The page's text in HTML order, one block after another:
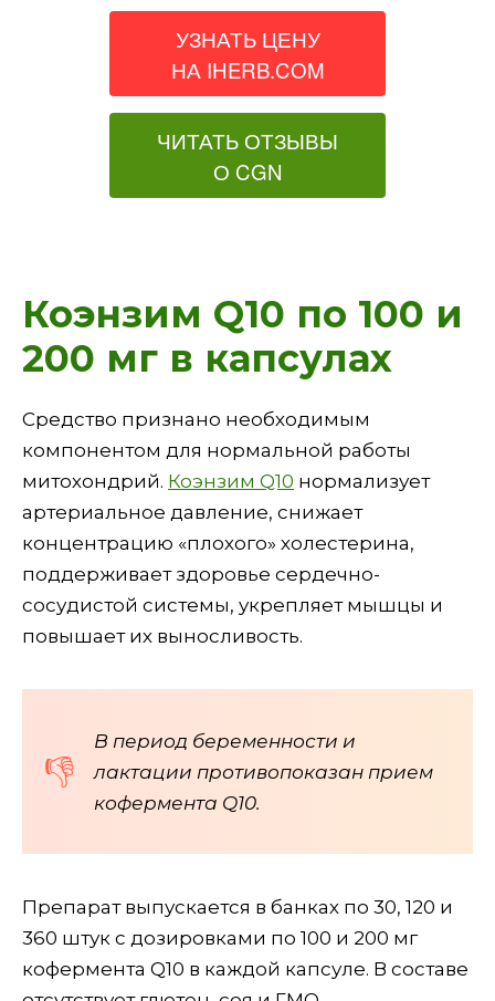
УЗНАТЬ ЦЕНУ
НА IHERB.COM
ЧИТАТЬ ОТЗЫВЫ
О CGN
Коэнзим Q10 по 100 и
200 мг в капсулах
Средство признано необходимым
компонентом для нормальной работы
митохондрий. Коэнзим Q10 нормализует
артериальное давление, снижает
концентрацию «плохого» холестерина,
поддерживает здоровье сердечно-
сосудистой системы, укрепляет мышцы и
повышает их выносливость.
В период беременности и
лактации противопоказан прием
кофермента Q10.
Препарат выпускается в банках по 30, 120 и
360 штук с дозировками по 100 и 200 мг
кофермента Q10 в каждой капсуле. В составе